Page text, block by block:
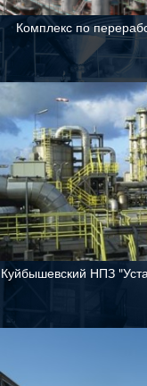
Комплекс по
Куйбышевский НПЗ